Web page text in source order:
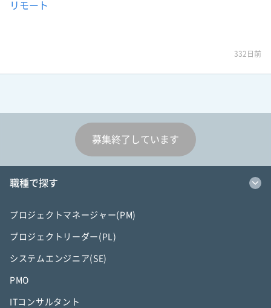
リモート
332日前
募集終了しています
職種で探す
プロジェクトマネージャー(PM)
プロジェクトリーダー(PL)
システムエンジニア(SE)
PMO
ITコンサルタント